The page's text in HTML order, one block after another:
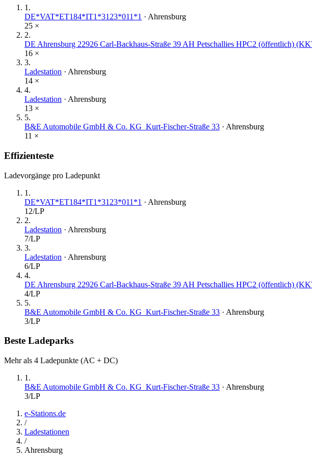
1 .
DE*VAT*ET184*IT1*3123*011*1 · Ahrensburg
25 ×
2.
DE Ahrensburg 22926 Carl-Backhaus-Straße 39 AH Petschallies HPC2 (öffentlich)
16 ×
3.
Ladestation · Ahrensburg
14 ×
4.
Ladestation · Ahrensburg
13 ×
5.
B&E Automobile GmbH & Co. KG_Kurt-Fischer-Straße 33 · Ahrensburg
11 ×
Effizienteste
Ladevorgänge pro Ladepunkt
1 .
DE*VAT*ET184*IT1*3123*011*1 · Ahrensburg
12/LP
2.
Ladestation · Ahrensburg
7/LP
3.
Ladestation · Ahrensburg
6/LP
4.
DE Ahrensburg 22926 Carl-Backhaus-Straße 39 AH Petschallies HPC2 (öffentlich)
4/LP
5.
B&E Automobile GmbH & Co. KG_Kurt-Fischer-Straße 33 · Ahrensburg
3/LP
Beste Ladeparks
Mehr als 4 Ladepunkte (AC + DC)
1 .
B&E Automobile GmbH & Co. KG_Kurt-Fischer-Straße 33 · Ahrensburg
3/LP
e-Stations.de
/
Ladestationen
/
Ahrensburg